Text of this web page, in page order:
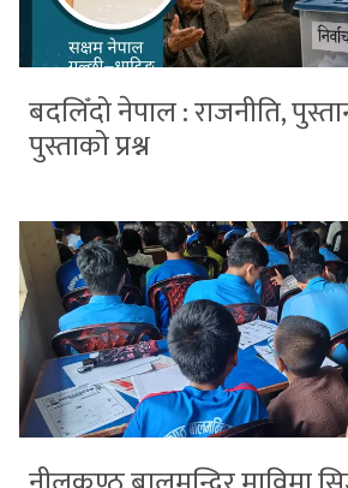
बदलिँदो नेपाल : राजनीति,
पुस्ताको प्रश्न